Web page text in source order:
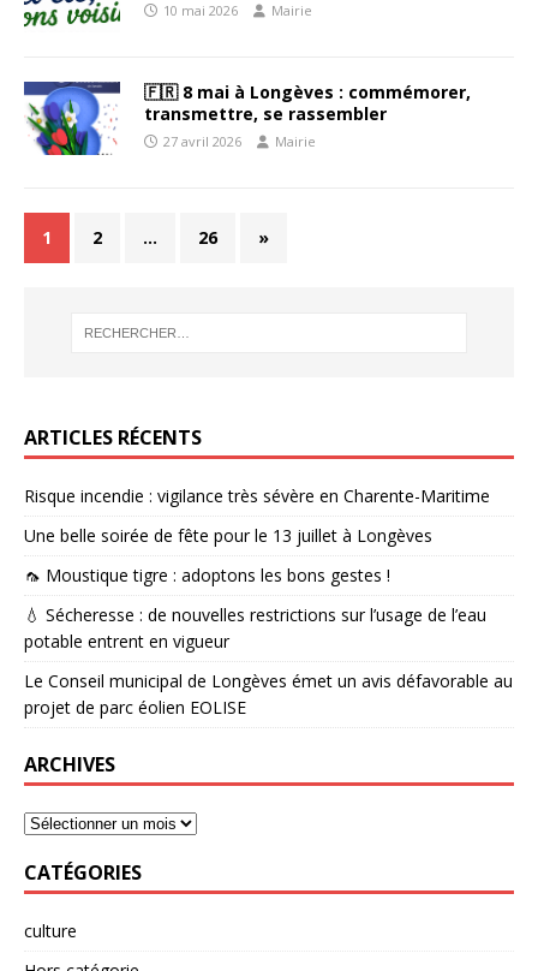
10 mai 2026 Mairie
🇫🇷 8 mai à Longèves : commémorer,
transmettre, se rassembler
27 avril 2026 Mairie
1 2 … 26 »
ARTICLES RÉCENTS
Risque incendie : vigilance très sévère en Charente-Maritime
Une belle soirée de fête pour le 13 juillet à Longèves
🦟 Moustique tigre : adoptons les bons gestes !
💧 Sécheresse : de nouvelles restrictions sur l’usage de l’eau
potable entrent en vigueur
Le Conseil municipal de Longèves émet un avis défavorable au
projet de parc éolien EOLISE
ARCHIVES
CATÉGORIES
culture